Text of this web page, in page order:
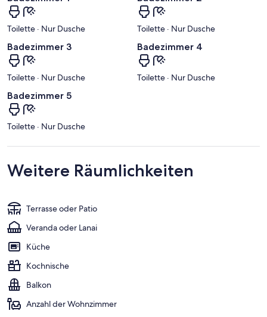
Toilette · Nur Dusche Toilette · Nur Dusche
Badezimmer 3
Toilette · Nur Dusche
Badezimmer 4
Toilette · Nur Dusche
Badezimmer 5
Toilette · Nur Dusche
Weitere Räumlichkeiten
Terrasse oder Patio
Veranda oder Lanai
Küche
Kochnische
Balkon
Anzahl der Wohnzimmer